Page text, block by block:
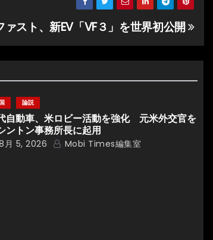
ァスト、新EV「VF３」を世界初公開
論説
自動車、米ロビー活動を強化 元米外交官を
ントン事務所長に起用
月 5, 2026 Mobi Times編集室